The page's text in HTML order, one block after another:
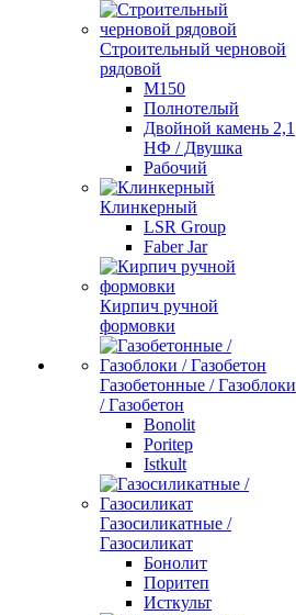
Строительный черновой
рядовой
М150
Полнотелый
Двойной камень 2,1
НФ / Двушка
Рабочий
Клинкерный
LSR Group
Faber Jar
Кирпич ручной
формовки
Газобетонные / Газоблоки
/ Газобетон
Bonolit
Poritep
Istkult
Газосиликатные /
Газосиликат
Бонолит
Поритеп
Исткульт